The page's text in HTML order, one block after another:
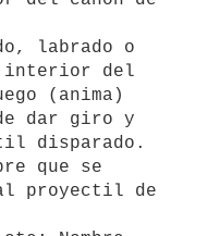
interior del
(anima)
dar giro y
disparado.
proyectil de